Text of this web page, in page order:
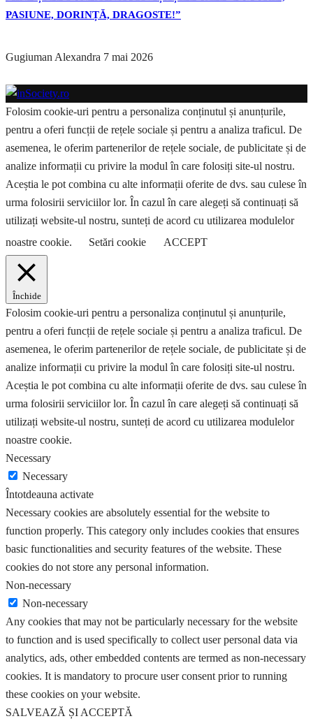
PASIUNE, DORINȚĂ, DRAGOSTE!”
Gugiuman Alexandra 7 mai 2026
Folosim cookie-uri pentru a personaliza conținutul și anunțurile,
pentru a oferi funcții de rețele sociale și pentru a analiza traficul. De
asemenea, le oferim partenerilor de rețele sociale, de publicitate și de
analize informații cu privire la modul în care folosiți site-ul nostru.
Aceștia le pot combina cu alte informații oferite de dvs. sau culese în
urma folosirii serviciilor lor. În cazul în care alegeți să continuați să
utilizați website-ul nostru, sunteți de acord cu utilizarea modulelor
noastre cookie.
Setări cookie ACCEPT
Închide
Folosim cookie-uri pentru a personaliza conținutul și anunțurile,
pentru a oferi funcții de rețele sociale și pentru a analiza traficul. De
asemenea, le oferim partenerilor de rețele sociale, de publicitate și de
analize informații cu privire la modul în care folosiți site-ul nostru.
Aceștia le pot combina cu alte informații oferite de dvs. sau culese în
urma folosirii serviciilor lor. În cazul în care alegeți să continuați să
utilizați website-ul nostru, sunteți de acord cu utilizarea modulelor
noastre cookie.
Necessary
Necessary
Întotdeauna activate
Necessary cookies are absolutely essential for the website to
function properly. This category only includes cookies that ensures
basic functionalities and security features of the website. These
cookies do not store any personal information.
Non-necessary
Non-necessary
Any cookies that may not be particularly necessary for the website
to function and is used specifically to collect user personal data via
analytics, ads, other embedded contents are termed as non-necessary
cookies. It is mandatory to procure user consent prior to running
these cookies on your website.
SALVEAZĂ ȘI ACCEPTĂ